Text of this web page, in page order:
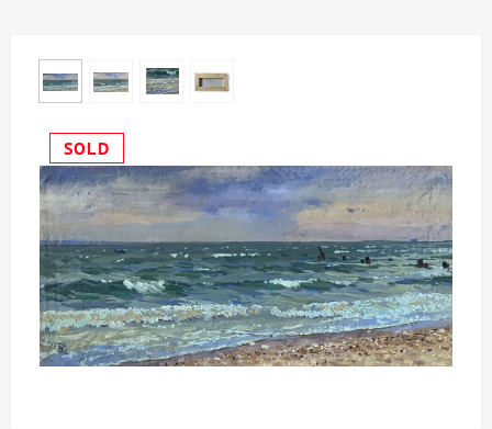
SOLD